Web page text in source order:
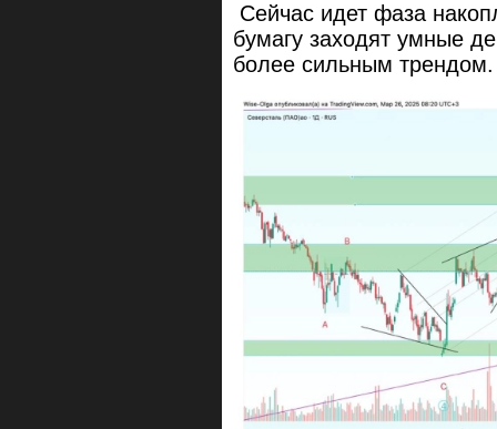
Сейчас идет фаза
бумагу заходят умные
более сильным